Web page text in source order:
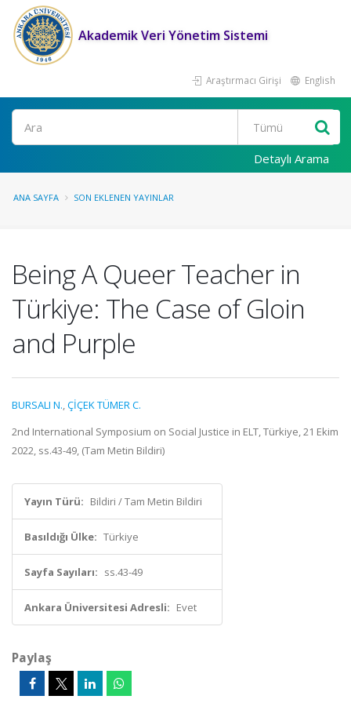
Akademik Veri Yönetim Sistemi
Araştırmacı Girişi English
Ara
Detaylı Arama
ANA SAYFA SON EKLENEN YAYINLAR
Being A Queer Teacher in
Türkiye: The Case of Gloin
and Purple
BURSALI N.,ÇİÇEK TÜMER C.
2nd International Symposium on Social Justice in ELT, Türkiye, 21 Ekim
2022, ss.43-49, (Tam Metin Bildiri)
Yayın Türü: Bildiri / Tam Metin Bildiri
Basıldığı Ülke: Türkiye
Sayfa Sayıları: ss.43-49
Ankara Üniversitesi Adresli: Evet
Paylaş